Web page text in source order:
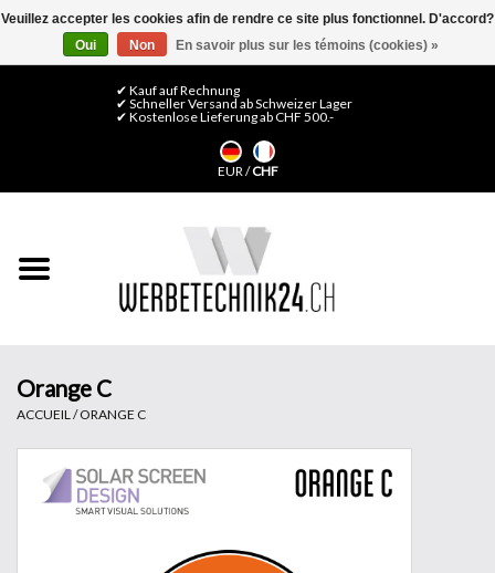
0 Articles - CHF 0,00
✔ Kauf auf Rechnung
✔ Schneller Versand ab Schweizer Lager
✔ Kostenlose Lieferung ab CHF 500.-
EUR/CHF
Films de décoration
Finitions & Montage
Orange C
ACCUEIL /ORANGE C
Veuillez accepter les cookies afin de rendre ce site plus fonctionnel. D'accord?
Oui
Non En savoir plus sur les témoins (cookies) »